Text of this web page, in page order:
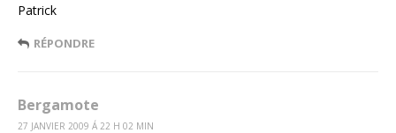
Patrick
RÉPONDRE
Bergamote
27 JANVIER 2009 Á 22 H 02 MIN